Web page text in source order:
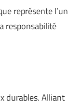
représente l’un
responsabilité
durables. Alliant